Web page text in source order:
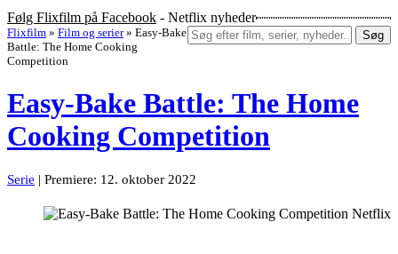
Følg Flixfilm på Facebook - Netflix nyheder
Søg
Flixfilm » Film og serier » Easy-Bake
Battle: The Home Cooking
Competition
Easy-Bake Battle: The Home
Cooking Competition
Serie | Premiere: 12. oktober 2022